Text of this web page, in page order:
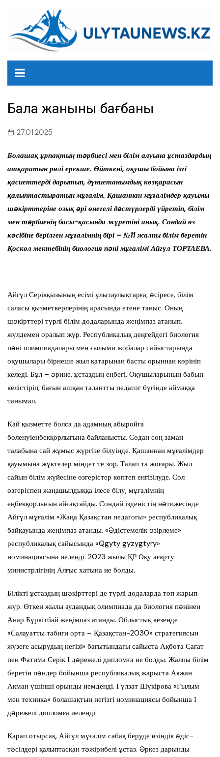
содержанию
Бала жанының бағбаны
27.01.2025
Болашақ ұрпақтың тəрбиесі мен білім алуына ұстаздардың
атқаратын рөлі ерекше. Өйткені, оқушы бойына ізгі
қасиеттерді дарытып, дүниетанымдық көзқарасын
қалыптастыратын мұғалім. Қашаннан мұғалімдер қауымы
шəкірттеріне озық əрі өнегелі дəстүрлерді үйретіп, білім
мен тəрбиенің басы-қасында жүретіні анық. Сондай өз
кəсібіне берілген мұғалімнің бірі – №11 жалпы білім беретін
Қоскөл мектебінің биология пəні мұғалімі Айгүл ТОРТАЕВА.
Айгүл Серікқызының есімі ұлытаулықтарға, əсіресе, білім
саласы қызметкерлерінің арасында етене таныс. Оның
шəкірттері түрлі білім додаларында жеңімпаз атанып,
жүлдемен оралып жүр. Республикалық деңгейдегі биология
пəні олимпиадалары мен ғылыми жобалар сайыстарында
оқушылары бірнеше жыл қатарынан басты орыннан көрініп
келеді. Бұл – əрине, ұстаздың еңбегі. Оқушыларының бабын
келістіріп, бағын ашқан талантты педагог бүгінде аймаққа
танымал.
Қай қызметте болса да адамның абыройға
бөленуіеңбекқорлығына байланысты. Содан соң заман
талабына сай жұмыс жүргізе білуінде. Қашаннан мұғалімдер
қауымына жүктелер міндет те зор. Талап та жоғары. Жыл
сайын білім жүйесіне өзгерістер көптеп енгізілуде. Сол
өзгеріспен жаңашылдыққа ілесе білу, мұғалімнің
еңбекқорлығын айғақтайды. Сондай ізденістің нəтижесінде
Айгүл мұғалім «Жаңа Қазақстан педагогы» республикалық
байқауында жеңімпаз атанды. «Əдістемелік əзірлеме»
республикалық сайысында «Qgyty gyzygtyry»
номинациясына иеленді. 2023 жылы ҚР Оқу ағарту
министрлігінің Алғыс хатына ие болды.
Білікті ұстаздың шəкірттері де түрлі додаларда топ жарып
жүр. Өткен жылы аудандық олимпиада да биология пəнінен
Анар Бүркітбай жеңімпаз атанды. Облыстық кезеңде
«Салауатты табиғи орта – Қазақстан-2030» стратегиясын
жүзеге асырудың негізі» бағытындағы сайыста Ақбота Сағат
пен Фатима Серік І дəрежелі дипломға ие болды. Жалпы білім
беретін пəндер бойынша республикалық жарыста Аяжан
Акман үшінші орынды иемденді. Гүлзат Шүкірова «Ғылым
мен техника» болашақтың негізгі номинациясы бойынша І
дəрежелі дипломға иеленді.
Қарап отырсақ, Айгүл мұғалім сабақ беруде өзіндік əдіс-
тəсілдері қалыптасқан тəжірибелі ұстаз. Əркез дарынды